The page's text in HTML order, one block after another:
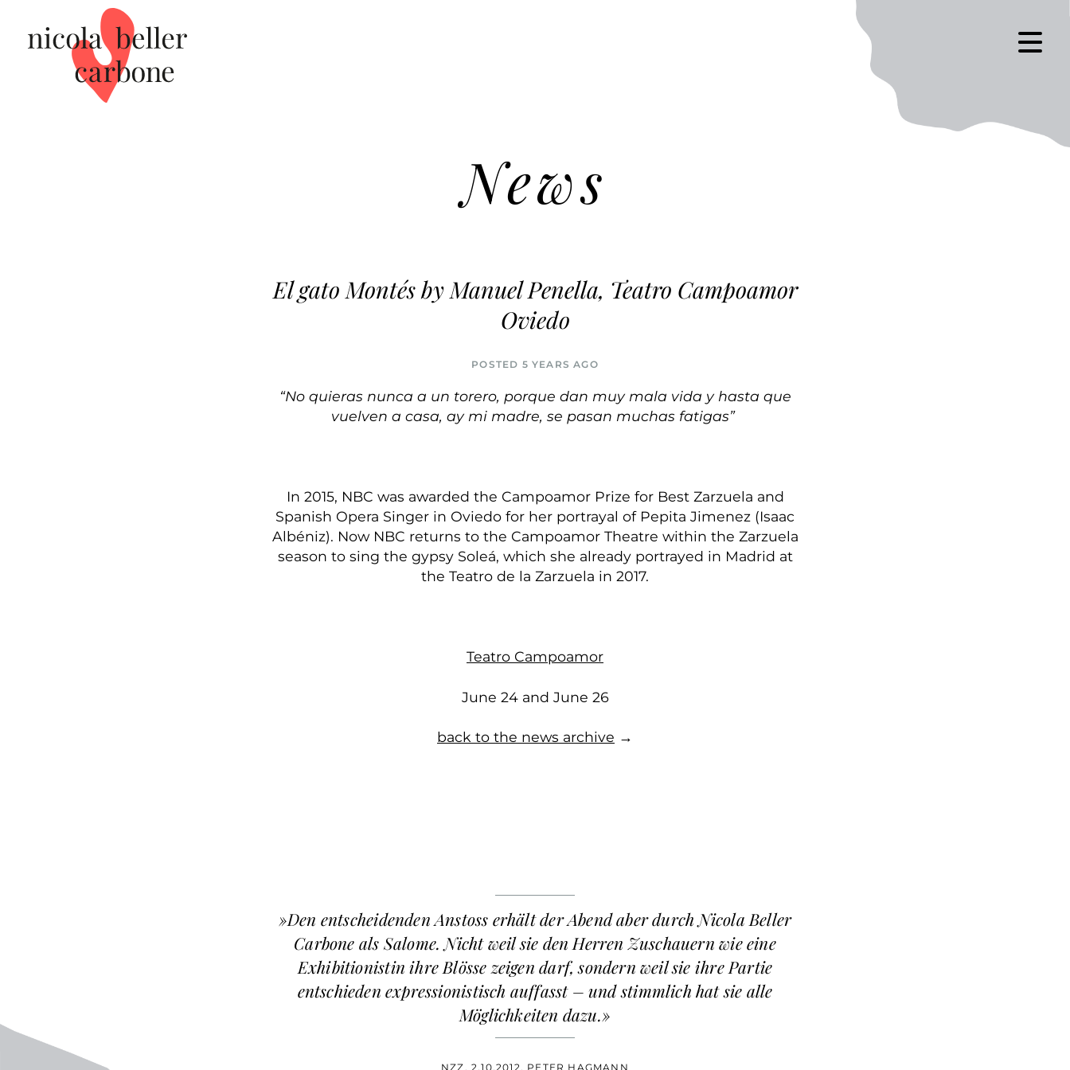
News
El gato Montés by Manuel Penella, Teatro Campoamor
Oviedo
POSTED 5 YEARS AGO
“No quieras nunca a un torero, porque dan muy mala vida y hasta que
vuelven a casa, ay mi madre, se pasan muchas fatigas”
In 2015, NBC was awarded the Campoamor Prize for Best Zarzuela and
Spanish Opera Singer in Oviedo for her portrayal of Pepita Jimenez (Isaac
Albéniz). Now NBC returns to the Campoamor Theatre within the Zarzuela
season to sing the gypsy Soleá, which she already portrayed in Madrid at
the Teatro de la Zarzuela in 2017.
Teatro Campoamor
June 24 and June 26
back to the news archive →
»Den entscheidenden Anstoss erhält der Abend aber durch Nicola Beller
Carbone als Salome. Nicht weil sie den Herren Zuschauern wie eine
Exhibitionistin ihre Blösse zeigen darf, sondern weil sie ihre Partie
entschieden expressionistisch auffasst – und stimmlich hat sie alle
Möglichkeiten dazu.»
NZZ, 2.10.2012, PETER HAGMANN